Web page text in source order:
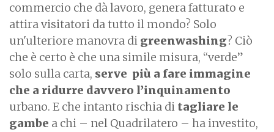
commercio che dà lavoro, genera fatturato e
attira visitatori da tutto il mondo? Solo
un'ulteriore manovra di greenwashing? Ciò
che è certo è che una simile misura, “verde”
solo sulla carta, serve più a fare immagine
che a ridurre davvero l’inquinamento
urbano. E che intanto rischia di tagliare le
gambe a chi – nel Quadrilatero – ha investito,